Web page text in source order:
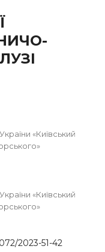
«Київський
«Київський
2023-51-42